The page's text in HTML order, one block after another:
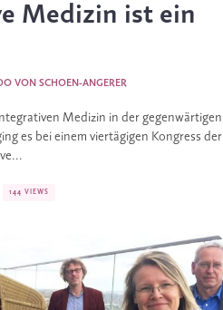
Medizin ist ein
VON SCHOEN-ANGERER
Medizin in der gegenwärtigen
es bei einem viertägigen Kongress der
144 VIEWS